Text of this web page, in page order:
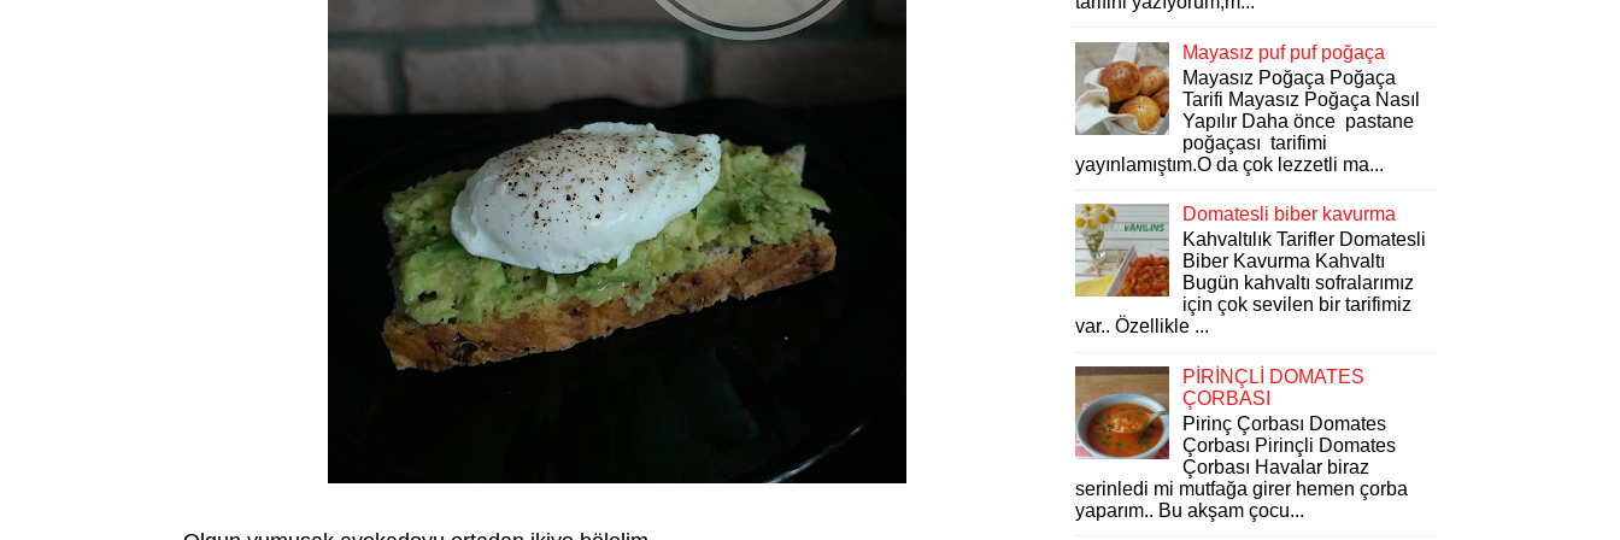
Mayasız puf puf poğaça
Mayasız Poğaça Poğaça
Tarifi Mayasız Poğaça Nasıl
Yapılır Daha önce pastane
poğaçası tarifimi
yayınlamıştım.O da çok lezzetli ma...
Domatesli biber kavurma
Kahvaltılık Tarifler Domatesli
Biber Kavurma Kahvaltı
Bugün kahvaltı sofralarımız
için çok sevilen bir tarifimiz
var.. Özellikle ...
PİRİNÇLİ DOMATES
ÇORBASI
Pirinç Çorbası Domates
Çorbası Pirinçli Domates
Çorbası Havalar biraz
serinledi mi mutfağa girer hemen çorba
yaparım.. Bu akşam çocu...